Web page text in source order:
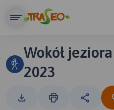
Wokół
2023